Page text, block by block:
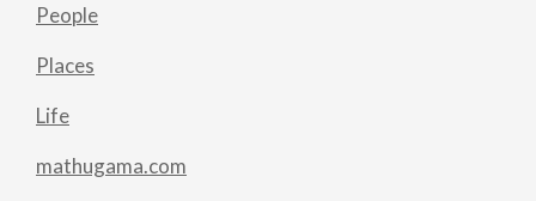
People
Places
Life
mathugama.com